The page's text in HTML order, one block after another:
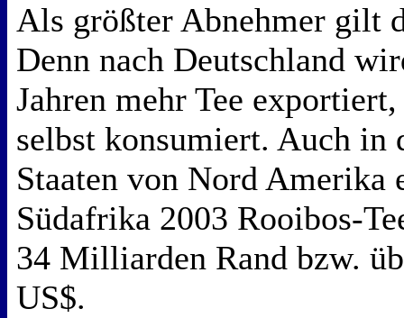
Als größter Abnehmer gilt
Denn nach Deutschland
Jahren mehr Tee
selbst konsumiert. Auch in
Staaten von Nord Amerika
Südafrika 2003 Rooibos-
34 Milliarden Rand bzw.
US$.